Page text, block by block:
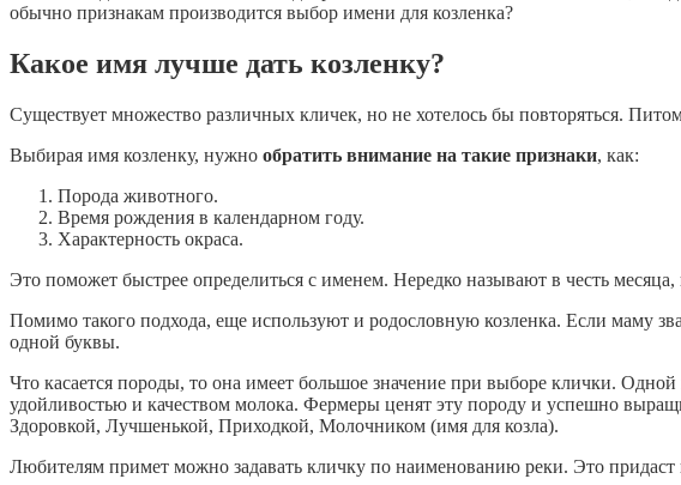
обычно признакам производится выбор имени для козленка?
Какое имя лучше дать козленку?
Существует множество различных кличек, но не хотелось бы повторяться.
Выбирая имя козленку, нужно обратить внимание на такие признаки, как:
Порода животного.
Время рождения в календарном году.
Характерность окраса.
Это поможет быстрее определиться с именем. Нередко называют в честь
Помимо такого подхода, еще используют и родословную козленка. Если маму
одной буквы.
Что касается породы, то она имеет большое значение при выборе клички.
удойливостью и качеством молока. Фермеры ценят эту породу и успешно
Здоровкой, Лучшенькой, Приходкой, Молочником (имя для козла).
Любителям примет можно задавать кличку по наименованию реки. Это придаст